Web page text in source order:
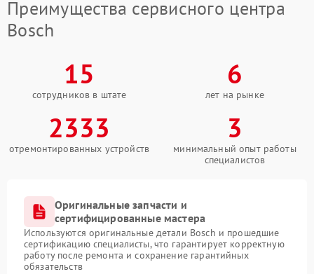
Преимущества сервисного центра
Bosch
15
сотрудников в штате
6
лет на рынке
2333
отремонтированных устройств
3
минимальный опыт работы
специалистов
Оригинальные запчасти и
сертифицированные мастера
Используются оригинальные детали Bosch и прошедшие
сертификацию специалисты, что гарантирует корректную
работу после ремонта и сохранение гарантийных
обязательств